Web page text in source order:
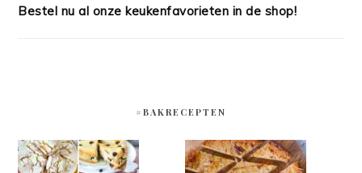
Bestel nu al onze keukenfavorieten in de shop!
#BAKRECEPTEN